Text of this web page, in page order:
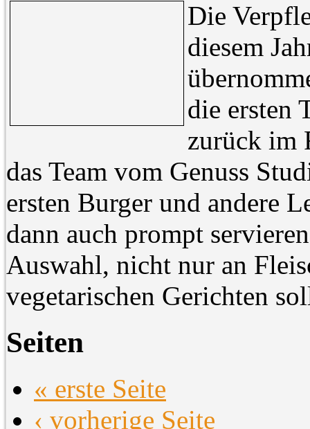
Die
diesem
die ersten
zurück im
das Team vom Genuss
ersten Burger und andere
dann auch prompt
Auswahl, nicht nur an
vegetarischen Gerichten
Seiten
« erste Seite
‹ vorherige Seite